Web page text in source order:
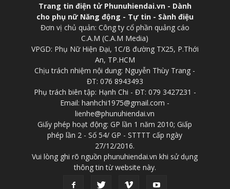
Trang tin điện tử Phunuhiendai.vn - Dành
cho phụ nữ Năng động - Tự tin - Sành điệu
Đơn vị chủ quản: Công ty cổ phần quảng cáo
C.A.M (C.A.M Media)
VPGD: Phụ Nữ Hiện Đại, 1C/B đường TX25, P.Thới
An, TP.HCM
Chịu trách nhiệm nội dung: Nguyễn Thùy Trang -
ĐT: 076 8943493
Phụ trách biên tập: Hạnh Chi - ĐT: 079 3427231 -
Email: hanhchi1975@gmail.com -
lienhe@phunuhiendai.vn
Giấy phép hoạt động: GP lần 1 năm 2010; Giấp
phép lần 2 - Số 54/ GP - STTTT cấp ngày
27/12/2016.
Vui lòng ghi rõ nguồn phunuhiendai.vn khi sử dụng
thông tin từ website này.